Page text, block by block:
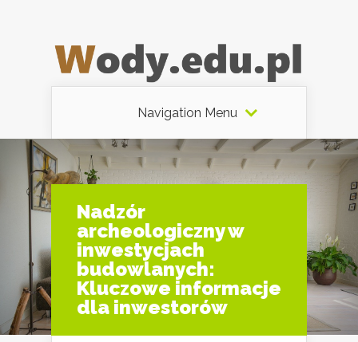
Navigation Menu
Nadzór
archeologiczny w
inwestycjach
budowlanych:
Kluczowe informacje
dla inwestorów